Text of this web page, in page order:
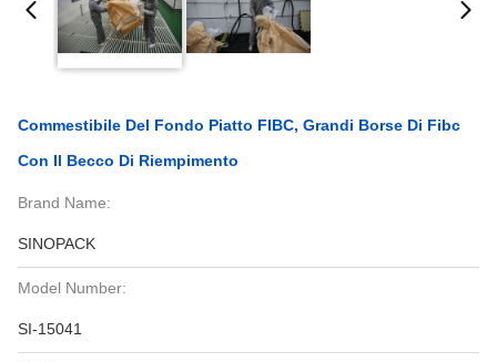
Commestibile Del Fondo Piatto FIBC, Grandi Borse Di Fibc
Con Il Becco Di Riempimento
Brand Name:
SINOPACK
Model Number:
SI-15041